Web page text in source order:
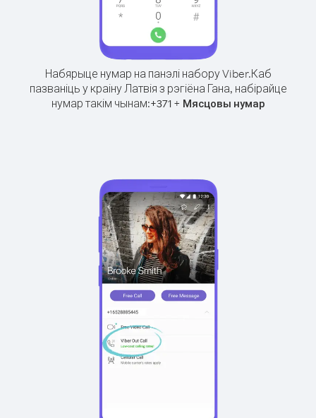
Набярыце нумар на панэлі набору Viber.Каб
пазваніць у краіну Латвія з рэгіёна Гана, набірайце
нумар такім чынам:+371+ Мясцовы нумар